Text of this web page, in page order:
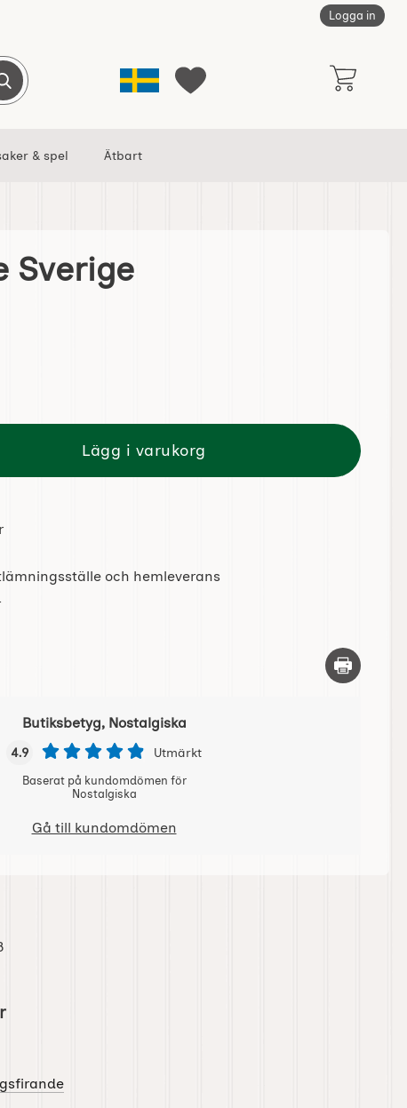
Logga in
Sverige Mina favoriter
Genomför sökning
& spel Ätbart
Sverige
Sverige
Lägg i varukorg
och hemleverans
Skriv ut
Butiksbetyg, Nostalgiska
4.9 Utmärkt
Baserat på kundomdömen för
Nostalgiska
Gå till kundomdömen